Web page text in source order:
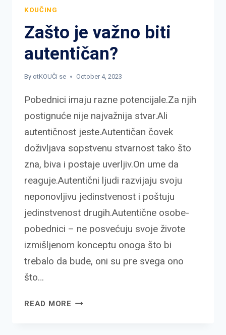
KOUČING
Zašto je važno biti
autentičan?
By otKOUČi se October 4, 2023
Pobednici imaju razne potencijale.Za njih
postignuće nije najvažnija stvar.Ali
autentičnost jeste.Autentičan čovek
doživljava sopstvenu stvarnost tako što
zna, biva i postaje uverljiv.On ume da
reaguje.Autentični ljudi razvijaju svoju
neponovljivu jedinstvenost i poštuju
jedinstvenost drugih.Autentične osobe-
pobednici – ne posvećuju svoje živote
izmišljenom konceptu onoga što bi
trebalo da bude, oni su pre svega ono
što…
READ MORE ZAŠTO